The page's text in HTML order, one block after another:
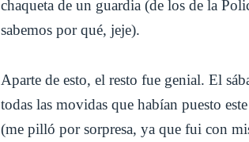
chaqueta de un guardia (de los de la
sabemos por qué, jeje).
Aparte de esto, el resto fue genial. El
todas las movidas que habían puesto
(me pilló por sorpresa, ya que fui con